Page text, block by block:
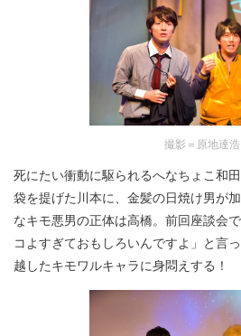
撮影＝原地達浩
死にたい衝動に駆られるへなちょこ和
袋を提げた川本に、金髪の日焼け男が
なキモ悪男の正体は高橋。前回座談会
コよすぎておもしろいんですよ」と言
越したキモワルキャラに身悶えする！